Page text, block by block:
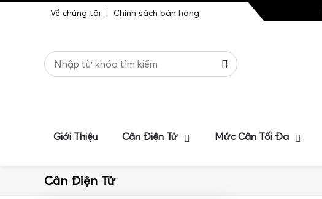
Về chúng tôi Chính sách bán hàng
Giới Thiệu Cân Điện Tử Mức Cân Tối Đa
Cân Điện Tử